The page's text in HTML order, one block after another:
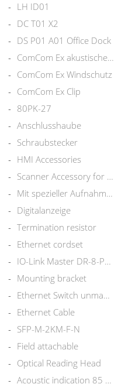
LH ID01
DC T01 X2
DS P01 A01 Office Dock
ComCom Ex akustischer Filter
ComCom Ex Windschutz
ComCom Ex Clip
80PK-27
Anschlusshaube
Schraubstecker
HMI Accessories
Scanner Accessory for AG-XX00
Mit spezieller Aufnahme 9,5-13
Digitalanzeige
Termination resistor
Ethernet cordset
IO-Link Master DR-8-PNIO-P
Mounting bracket
Ethernet Switch unmanaged
Ethernet Cable
SFP-M-2KM-F-N
Field attachable
Optical Reading Head
Acoustic indication 85 dBA